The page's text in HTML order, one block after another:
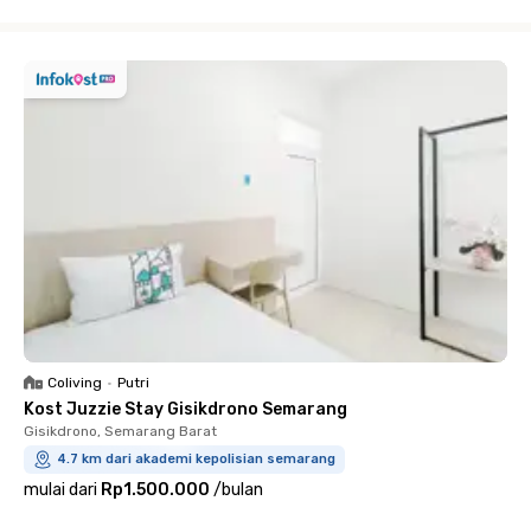
Coliving • Putri
Kost Juzzie Stay Gisikdrono Semarang
Gisikdrono, Semarang Barat
4.7 km dari akademi kepolisian semarang
mulai dari Rp1.500.000 /bulan